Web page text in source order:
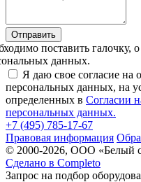
Отправить
поставить галочку,
данных.
Я даю свое согласие на
персональных данных, на
определенных в Согласии
персональных данных.
+7 (495) 785-17-67
Правовая информация
© 2000-2026, ООО «Белый
Сделано в Completo
Запрос на подбор